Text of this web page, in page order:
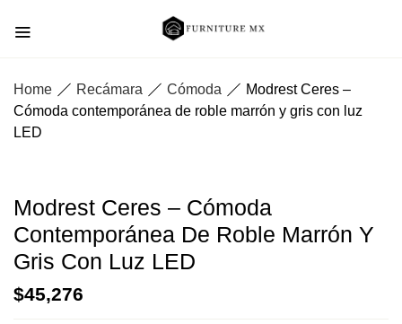
Home Recámara Cómoda
Modrest Ceres –
Cómoda contemporánea de roble marrón y gris con luz
LED
Modrest Ceres – Cómoda
Contemporánea De Roble Marrón Y
Gris Con Luz LED
$45,276